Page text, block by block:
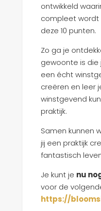
ontwikkeld
compleet
deze 10 punten.
Zo ga je
gewoonte is
een écht
creëren en leer
winstgevend
praktijk.
Samen kunnen
jij een praktijk
fantastisch
Je kunt je nu
voor de
https://